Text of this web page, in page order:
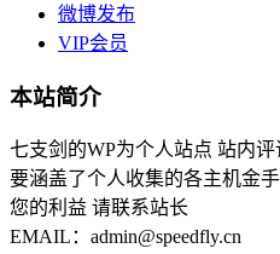
微博发布
VIP会员
本站简介
七支剑的WP为个人站点 站内
要涵盖了个人收集的各主机金
您的利益 请联系站长
EMAIL：admin@speedfly.cn